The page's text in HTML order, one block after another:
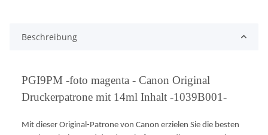
Beschreibung
PGI9PM -foto magenta - Canon Original
Druckerpatrone mit 14ml Inhalt -1039B001-
Mit dieser Original-Patrone von Canon erzielen Sie die besten